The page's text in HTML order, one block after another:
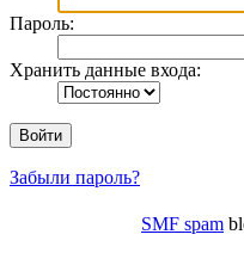
Пароль:
Хранить данные входа:
Забыли пароль?
SMF spam